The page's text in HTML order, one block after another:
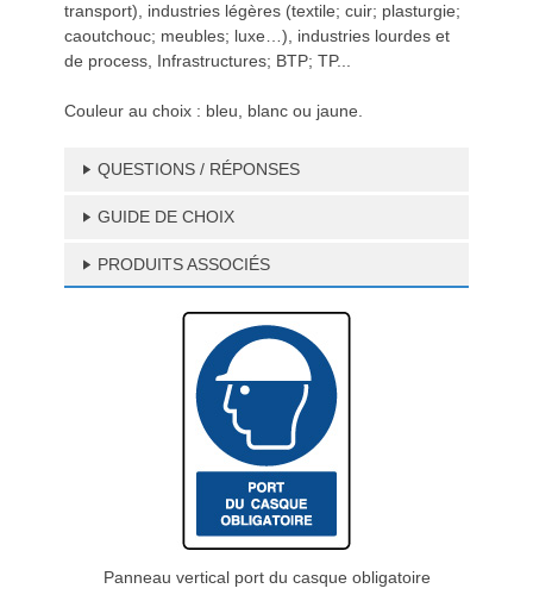
transport), industries légères (textile; cuir; plasturgie;
caoutchouc; meubles; luxe…), industries lourdes et
de process, Infrastructures; BTP; TP...
Couleur au choix : bleu, blanc ou jaune.
QUESTIONS / RÉPONSES
GUIDE DE CHOIX
PRODUITS ASSOCIÉS
Panneau vertical port du casque obligatoire